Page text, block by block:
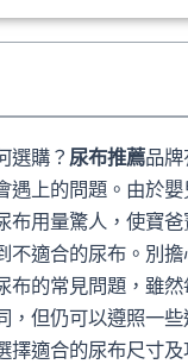
選購？ 尿布推薦品
遇上的問題。由於
布用量驚人，使寶
不適合的尿布。別
布的常見問題，雖
，但仍可以遵照一
擇適合的尿布尺寸